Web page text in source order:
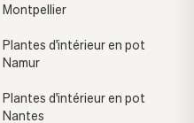
Montpellier
Plantes d'intérieur en pot
Namur
Plantes d'intérieur en pot
Nantes